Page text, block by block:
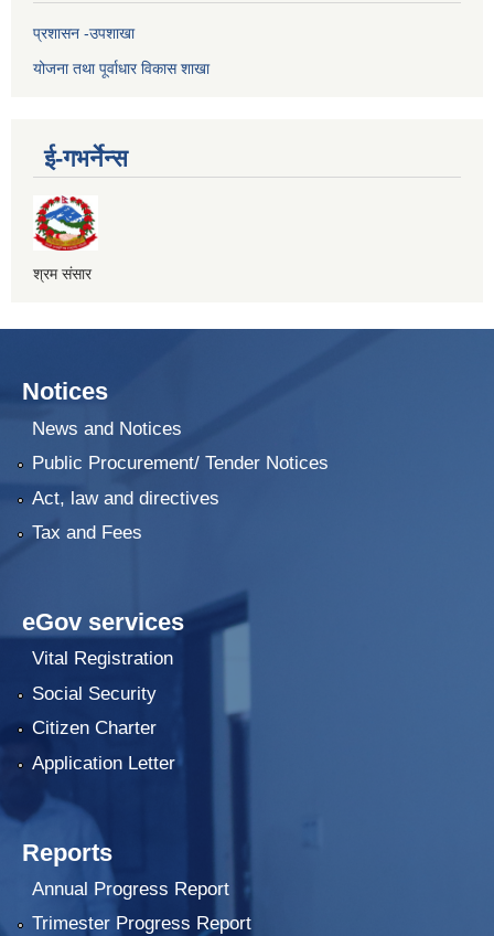
प्रशासन -उपशाखा
योजना तथा पूर्वाधार विकास शाखा
ई-गभर्नेन्स
श्रम संसार
Notices
News and Notices
Public Procurement/ Tender Notices
Act, law and directives
Tax and Fees
eGov services
Vital Registration
Social Security
Citizen Charter
Application Letter
Reports
Annual Progress Report
Trimester Progress Report